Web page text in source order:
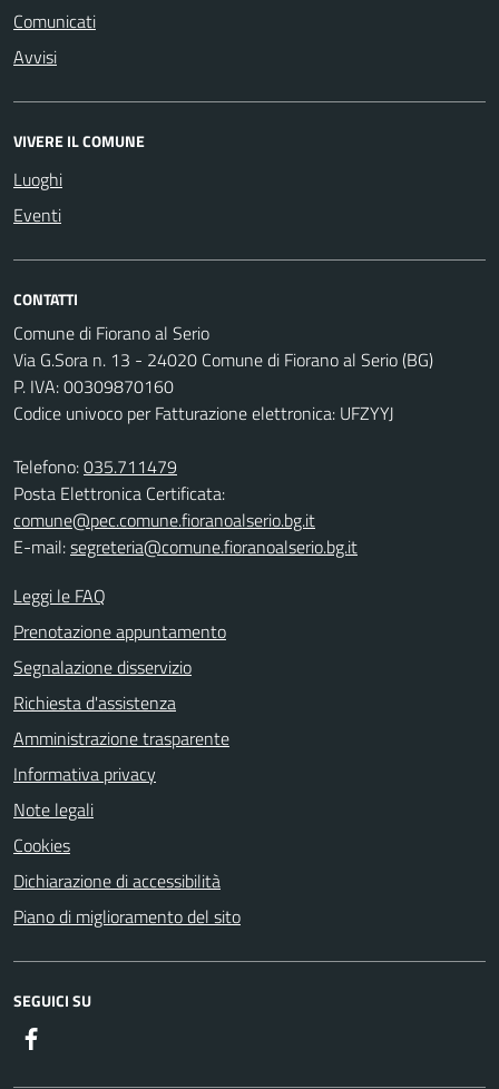
Comunicati
Avvisi
VIVERE IL COMUNE
Luoghi
Eventi
CONTATTI
Comune di Fiorano al Serio
Via G.Sora n. 13 - 24020 Comune di Fiorano al Serio (BG)
P. IVA: 00309870160
Codice univoco per Fatturazione elettronica: UFZYYJ
Telefono:035.711479
Posta Elettronica Certificata:
comune@pec.comune.fioranoalserio.bg.it
E-mail:segreteria@comune.fioranoalserio.bg.it
Leggi le FAQ
Prenotazione appuntamento
Segnalazione disservizio
Richiesta d'assistenza
Amministrazione trasparente
Informativa privacy
Note legali
Cookies
Dichiarazione di accessibilità
Piano di miglioramento del sito
SEGUICI SU